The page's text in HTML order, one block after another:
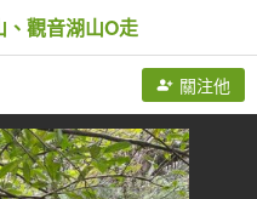
觀音湖山O走
關注他